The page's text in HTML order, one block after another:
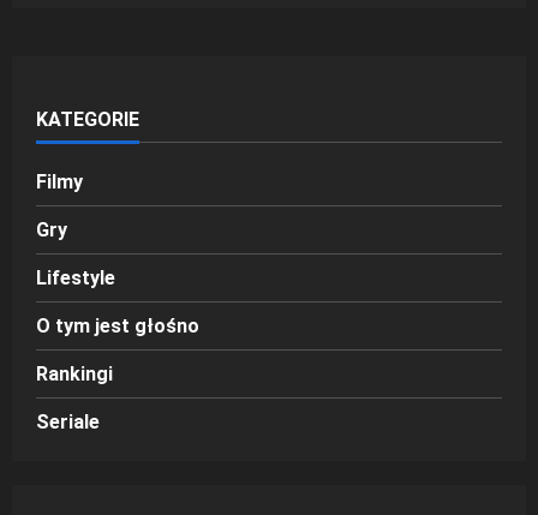
KATEGORIE
Filmy
Gry
Lifestyle
O tym jest głośno
Rankingi
Seriale